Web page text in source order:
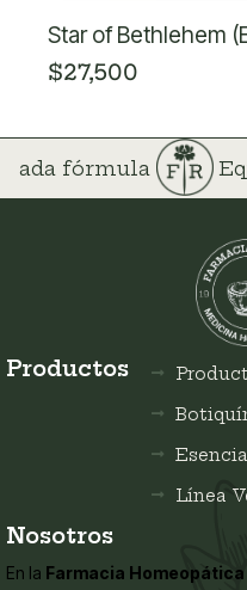
Star of Bethlehem
$27,500
cada fórmula
Productos
Línea
Nosotros
En la Farmacia